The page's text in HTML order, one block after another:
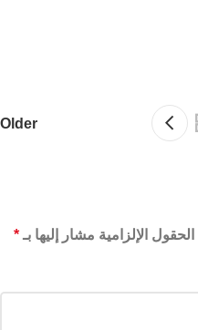
Older
الحقول الإلزامية مشار إليها بـ *